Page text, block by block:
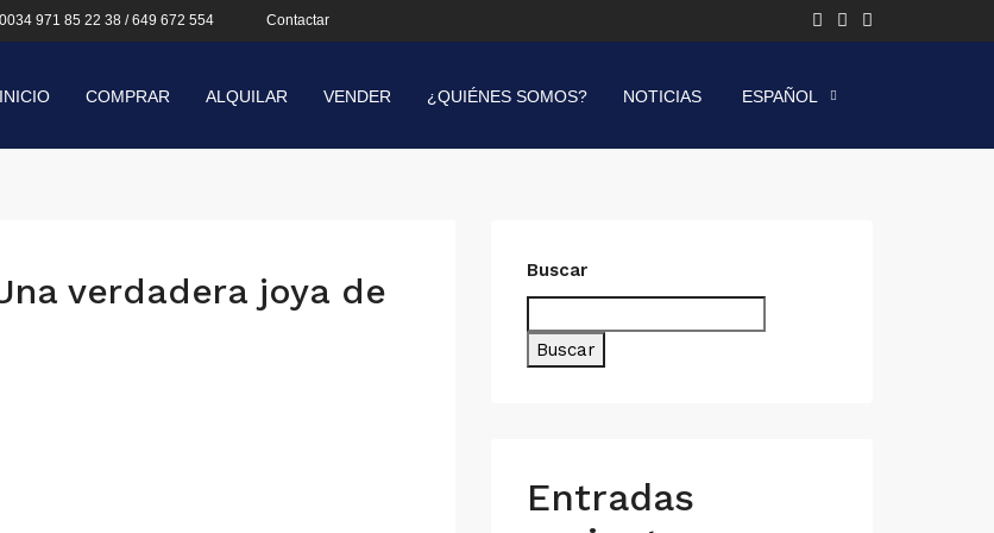
0034 971 85 22 38 / 649 672 554 Contactar
INICIO COMPRAR ALQUILAR VENDER ¿QUIÉNES SOMOS? NOTICIAS ESPAÑOL
verdadera joya de
Buscar
Buscar
Entradas